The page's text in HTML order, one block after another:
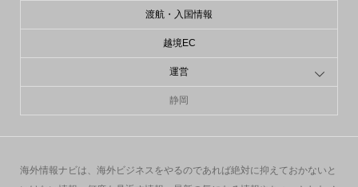
渡航・入国情報
越境EC
運営
静岡
海外情報ナビは、海外ビジネスをやるのであれば絶対に抑えておかないと